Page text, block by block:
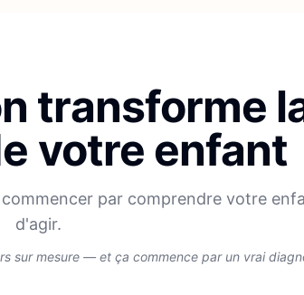
transforme
votre enfant
par comprendre votre
d'agir.
sur mesure — et ça commence par un vrai